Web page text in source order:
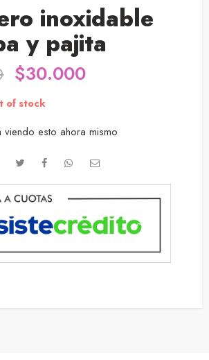
inoxidable
y pajita
$30.000
of stock
viendo esto ahora mismo